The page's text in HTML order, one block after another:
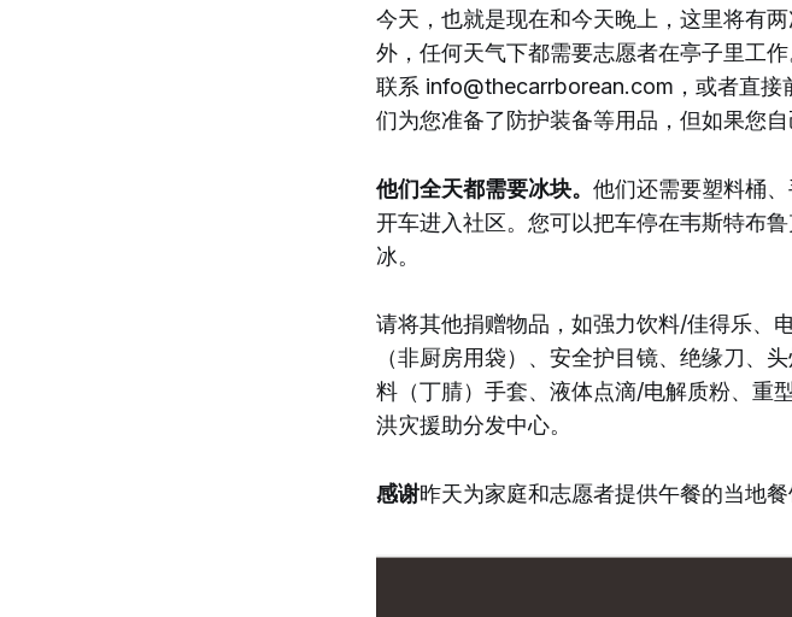
今天，也就是现在和今天晚上，这里将有两
外，任何天气下都需要志愿者在亭子里工
联系 info@thecarrborean.com，或者直接
们为您准备了防护装备等用品，但如果您自
他们全天都需要冰块。 他们还需要塑料桶
开车进入社区。您可以把车停在韦斯特布
冰。
请将其他捐赠物品，如强力饮料/佳得乐、
（非厨房用袋）、安全护目镜、绝缘刀、
料（丁腈）手套、液体点滴/电解质粉、重
洪灾援助分发中心。
感谢昨天为家庭和志愿者提供午餐的当地餐